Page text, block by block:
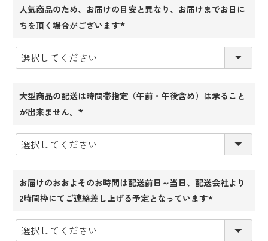
人気商品のため、お届けの目安と異なり、お届けまでお日に
ちを頂く場合がございます
大型商品の配送は時間帯指定（午前・午後含め）は承ること
が出来ません。
須)
お届けのおおよそのお時間は配送前日～当日、配送会社より
2時間枠にてご連絡差し上げる予定となっています